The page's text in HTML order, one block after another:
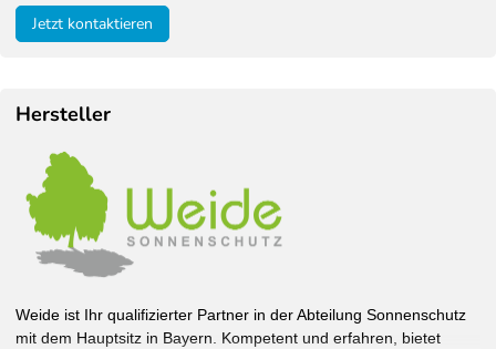
Jetzt kontaktieren
Hersteller
Weide ist Ihr qualifizierter Partner in der Abteilung Sonnenschutz
mit dem Hauptsitz in Bayern. Kompetent und erfahren, bietet